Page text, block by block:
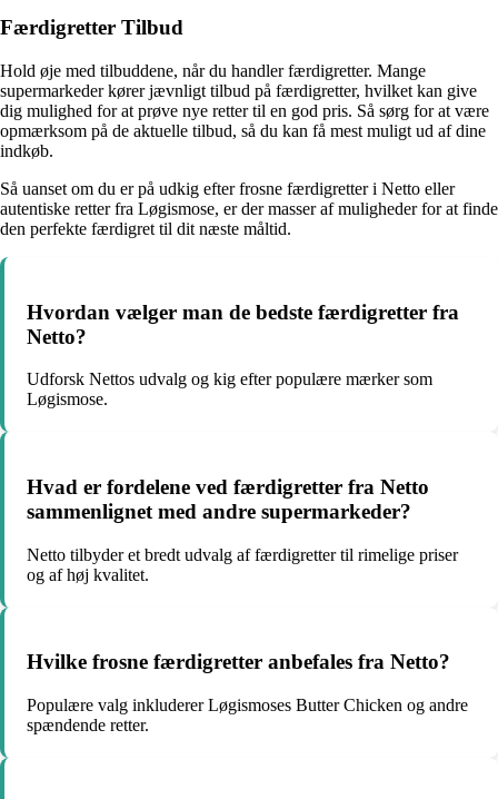
Færdigretter Tilbud
Hold øje med tilbuddene, når du handler færdigretter. Mange
supermarkeder kører jævnligt tilbud på færdigretter, hvilket kan give
dig mulighed for at prøve nye retter til en god pris. Så sørg for at være
opmærksom på de aktuelle tilbud, så du kan få mest muligt ud af dine
indkøb.
Så uanset om du er på udkig efter frosne færdigretter i Netto eller
autentiske retter fra Løgismose, er der masser af muligheder for at finde
den perfekte færdigret til dit næste måltid.
Hvordan vælger man de bedste færdigretter fra
Netto?
Udforsk Nettos udvalg og kig efter populære mærker som
Løgismose.
Hvad er fordelene ved færdigretter fra Netto
sammenlignet med andre supermarkeder?
Netto tilbyder et bredt udvalg af færdigretter til rimelige priser
og af høj kvalitet.
Hvilke frosne færdigretter anbefales fra Netto?
Populære valg inkluderer Løgismoses Butter Chicken og andre
spændende retter.